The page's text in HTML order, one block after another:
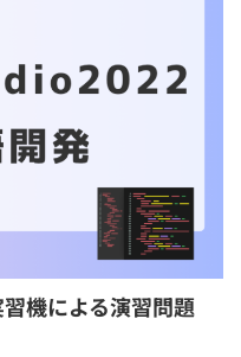
機による演習問題